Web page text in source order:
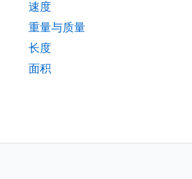
速度
重量与质量
长度
面积